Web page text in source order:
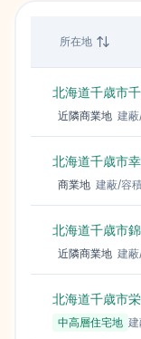
所在地
北海道千歳市
近隣商業地 建
北海道千歳市
商業地 建蔽/容
北海道千歳市
近隣商業地 建
北海道千歳市
中高層住宅地